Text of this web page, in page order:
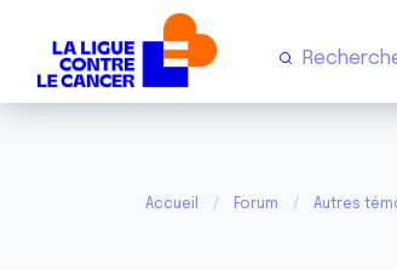
Accueil Forum Autres